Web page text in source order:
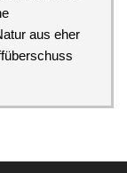
aus eher